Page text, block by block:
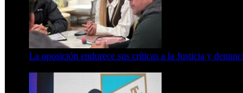
La oposición endurece sus críticas a la Justicia y